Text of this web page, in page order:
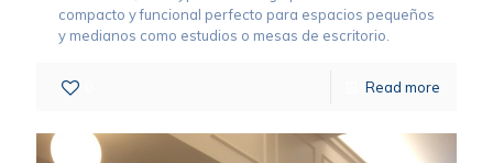
compacto y funcional perfecto para espacios pequeños
y medianos como estudios o mesas de escritorio.
Read more